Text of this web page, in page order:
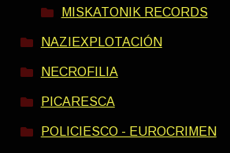
MISKATONIK RECORDS
NAZIEXPLOTACIÓN
NECROFILIA
PICARESCA
POLICIESCO - EUROCRIMEN